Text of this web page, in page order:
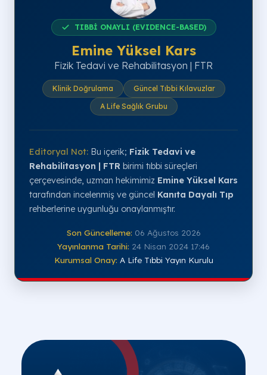
TIBBİ ONAYLI (EVIDENCE-BASED)
Emine Yüksel Kars
Fizik Tedavi ve Rehabilitasyon | FTR
Klinik Doğrulama
Güncel Tıbbi Kılavuzlar
A Life Sağlık Grubu
Editoryal Not: Bu içerik; Fizik Tedavi ve
Rehabilitasyon | FTR birimi tıbbi süreçleri
çerçevesinde, uzman hekimimiz Emine Yüksel Kars
tarafından incelenmiş ve güncel Kanıta Dayalı Tıp
rehberlerine uygunluğu onaylanmıştır.
Son Güncelleme: 06 Ağustos 2026
Yayınlanma Tarihi: 24 Nisan 2024 17:46
Kurumsal Onay: A Life Tıbbi Yayın Kurulu